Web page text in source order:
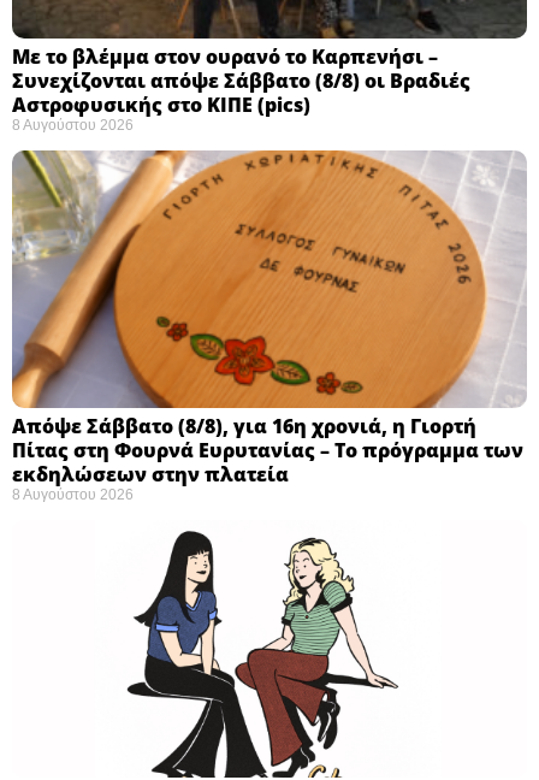
Με το βλέμμα στον ουρανό το Καρπενήσι –
Συνεχίζονται απόψε Σάββατο (8/8) οι Βραδιές
Αστροφυσικής στο ΚΙΠΕ (pics)
8 Αυγούστου 2026
Απόψε Σάββατο (8/8), για 16η χρονιά, η Γιορτή
Πίτας στη Φουρνά Ευρυτανίας – Το πρόγραμμα των
εκδηλώσεων στην πλατεία
8 Αυγούστου 2026